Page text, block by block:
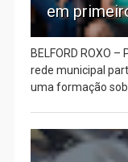
em
BELFORD ROXO
rede municipal
uma formação